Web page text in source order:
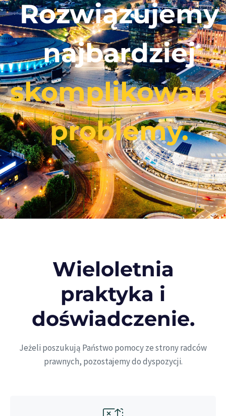
Rozwiązujemy
najbardziej
problemy.
Wieloletnia
praktyka i
doświadczenie.
Jeżeli poszukują Państwo pomocy ze strony radców
prawnych, pozostajemy do dyspozycji.